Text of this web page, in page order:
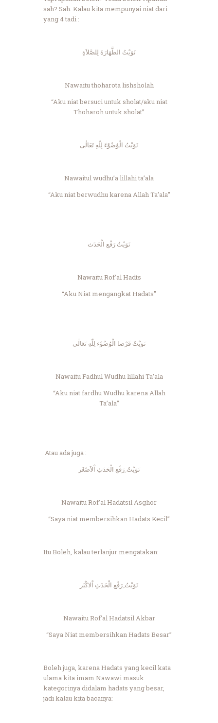
sah? Sah. Kalau kita mempunyai niat dari
yang 4 tadi :
نَوَيْتُ الطَّهَارَةَ لِلصَّلاَةِ
Nawaitu thoharota lishsholah
“Aku niat bersuci untuk sholat/aku niat
Thoharoh untuk sholat”
نَوَيْتُ الْوُضُوْءَ لِلّٰهِ تَعَالٰى
Nawaitul wudhu’a lillahi ta’ala
“Aku niat berwudhu karena Allah Ta’ala”
نَوَيْتُ رَفْع الْحَدَث
Nawaitu Rof’al Hadts
“Aku Niat mengangkat Hadats”
نَوَيْتُ فَرْضا الْوُضُوْء لِلّٰهِ تَعَالٰى
Nawaitu Fadhul Wudhu lillahi Ta’ala
“Aku niat fardhu Wudhu karena Allah
Ta’ala”
Atau ada juga :
نَوَيْتُ ِرَفْع الْحَدَثِ اْلاَصْغَر
Nawaitu Rof’al Hadatsil Asghor
“Saya niat membersihkan Hadats Kecil”
Itu Boleh, kalau terlanjur mengatakan:
نَوَيْتُ ِرَفْع الْحَدَثِ اْلاكْبَر
Nawaitu Rof’al Hadatsil Akbar
“Saya Niat membersihkan Hadats Besar”
Boleh juga, karena Hadats yang kecil kata
ulama kita imam Nawawi masuk
kategorinya didalam hadats yang besar,
jadi kalau kita bacanya: